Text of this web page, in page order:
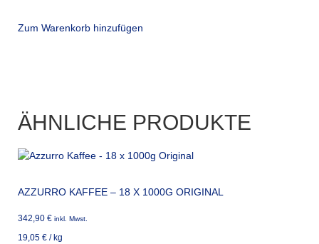
Zum Warenkorb hinzufügen
ÄHNLICHE PRODUKTE
AZZURRO KAFFEE – 18 X 1000G ORIGINAL
342,90 € inkl. Mwst.
19,05 € / kg